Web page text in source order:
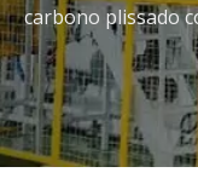
carbono plissado